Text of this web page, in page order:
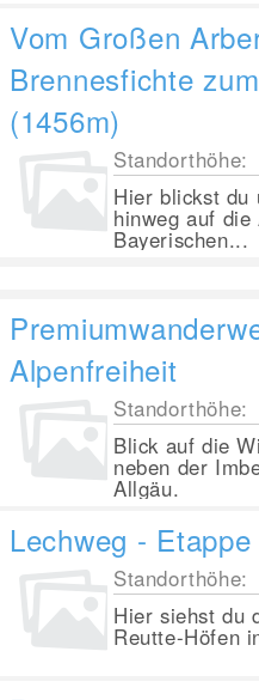
Vom Großen
Brennesfichte
(1456m)
Standorthöhe:
Hier blickst du
hinweg auf die
Bayerischen...
Alpenfreiheit
Standorthöhe:
Blick auf die
neben der
Allgäu.
Lechweg -
Standorthöhe:
Hier siehst du
Reutte-Höfen